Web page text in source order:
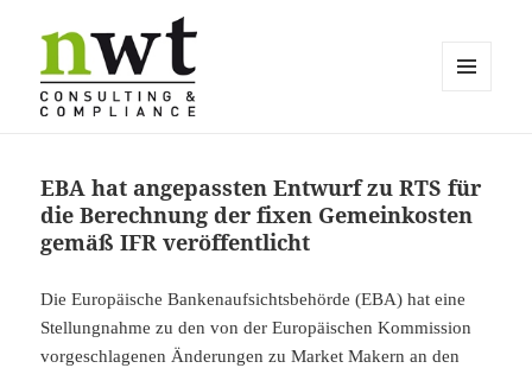
EBA hat angepassten Entwurf zu RTS für
die Berechnung der fixen Gemeinkosten
gemäß IFR veröffentlicht
Die Europäische Bankenaufsichtsbehörde (EBA) hat eine
Stellungnahme zu den von der Europäischen Kommission
vorgeschlagenen Änderungen zu Market Makern an den